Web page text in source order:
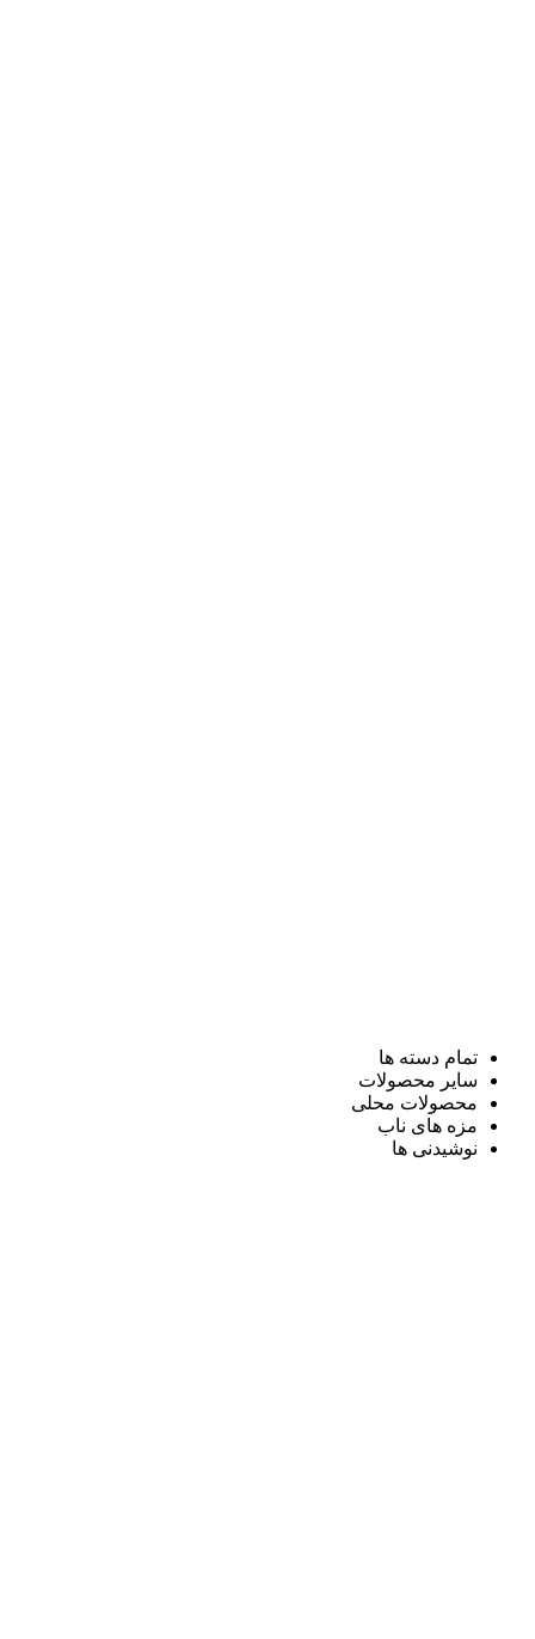
تمام دسته ها
سایر محصولات
محصولات محلی
مزه های ناب
نوشیدنی ها